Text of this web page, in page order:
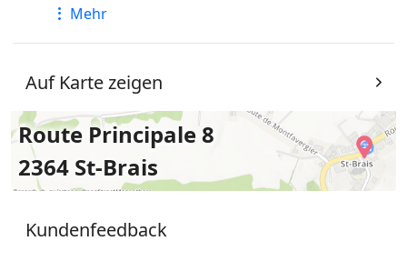
Mehr
Auf Karte zeigen
Route Principale 8
2364 St-Brais
Kundenfeedback